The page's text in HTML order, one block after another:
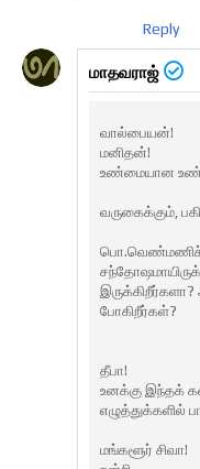
Reply
மாதவராஜ்
வால்பையன்!
மனிதன்!
உண்மையான
வருகைக்கும்,
போகிறீர்கள்?
தீபா!
உனக்கு இந்தக்
எழுத்துக்களில்
மங்களூர் சிவா!